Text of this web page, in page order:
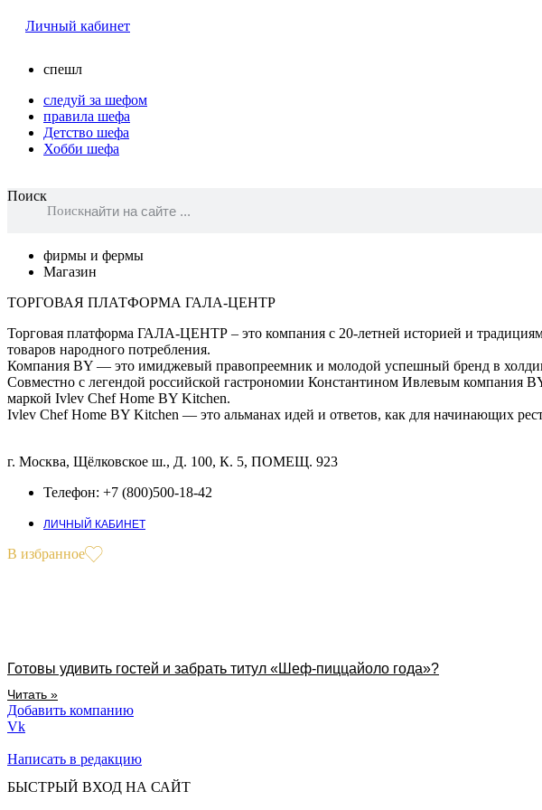
Личный кабинет
спешл
следуй за шефом
правила шефа
Детство шефа
Хобби шефа
Поиск
Поиск
фирмы и фермы
Магазин
ТОРГОВАЯ ПЛАТФОРМА ГАЛА-ЦЕНТР
Торговая платформа ГАЛА-ЦЕНТР – это компания с 20-летней историей и
товаров народного потребления.
Компания BY — это имиджевый правопреемник и молодой успешный бренд в
Cовместно с легендой российской гастрономии Константином Ивлевым компания
маркой Ivlev Chef Home BY Kitchen.
Ivlev Chef Home BY Kitchen — это альманах идей и ответов, как для начинающих
г. Москва, Щёлковское ш., Д. 100, К. 5, ПОМЕЩ. 923
Телефон: +7 (800)500-18-42
ЛИЧНЫЙ КАБИНЕТ
В избранное
Готовы удивить гостей и забрать титул «Шеф-пиццайоло года»?
Читать »
Добавить компанию
Vk
Написать в редакцию
БЫСТРЫЙ ВХОД НА САЙТ